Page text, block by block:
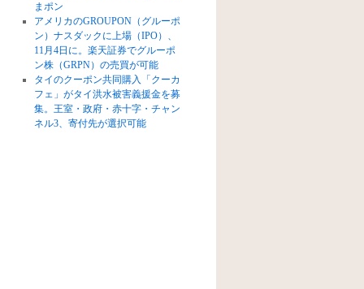
まポン
アメリカのGROUPON（グルーポ
ン）ナスダックに上場（IPO）、
11月4日に。楽天証券でグルーポ
ン株（GRPN）の売買が可能
タイのクーポン共同購入「クーカ
フェ」がタイ洪水被害義援金を募
集。王室・政府・赤十字・チャン
ネル3、寄付先が選択可能